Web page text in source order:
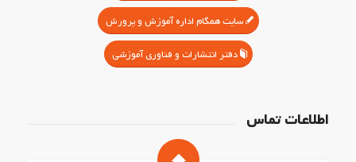
سایت همگام اداره آموزش و پرورش
دفتر انتشارات و فناوری آموزشی
اطلاعات تماس